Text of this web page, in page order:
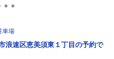
車場
浪速区恵美須東１丁目の予約で